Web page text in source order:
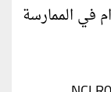
في الممارسة